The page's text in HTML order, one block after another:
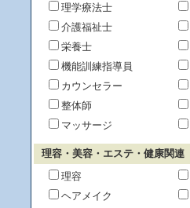
理学療法士
介護福祉士
栄養士
機能訓練指導員
カウンセラー
整体師
マッサージ
理容・美容・エステ・健康関連
理容
ヘアメイク